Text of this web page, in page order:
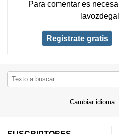
Para comentar es
Regístrate gratis
Cambiar idioma: